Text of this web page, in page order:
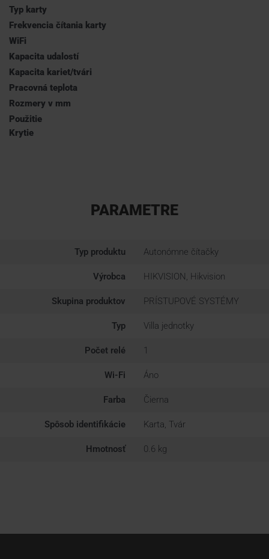
Typ karty
Frekvencia čítania karty
WiFi
Kapacita udalostí
Kapacita kariet/tvári
Pracovná teplota
Rozmery v mm
Použitie
Krytie
PARAMETRE
Typ produktu Autonómne čítačky
Výrobca HIKVISION, Hikvision
Skupina produktov PRÍSTUPOVÉ SYSTÉMY
Typ Villa jednotky
Počet relé 1
Wi-Fi Áno
Farba Čierna
Spôsob identifikácie Karta, Tvár
Hmotnosť 0.6 kg